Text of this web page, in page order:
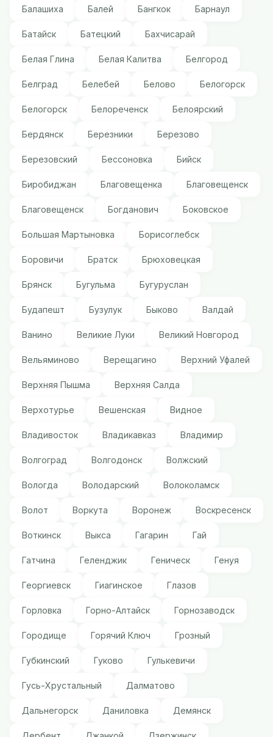
Балашиха Балей Бангкок Барнаул
Батайск Батецкий Бахчисарай
Белая Глина Белая Калитва Белгород
Белград Белебей Белово Белогорск
Белогорск Белореченск Белоярский
Бердянск Березники Березово
Березовский Бессоновка Бийск
Биробиджан Благовещенка Благовещенск
Благовещенск Богданович Боковское
Большая Мартыновка Борисоглебск
Боровичи Братск Брюховецкая
Брянск Бугульма Бугуруслан
Будапешт Бузулук Быково Валдай
Ванино Великие Луки Великий Новгород
Вельяминово Верещагино Верхний Уфалей
Верхняя Пышма Верхняя Салда
Верхотурье Вешенская Видное
Владивосток Владикавказ Владимир
Волгоград Волгодонск Волжский
Вологда Володарский Волоколамск
Волот Воркута Воронеж Воскресенск
Воткинск Выкса Гагарин Гай
Гатчина Геленджик Геническ Генуя
Георгиевск Гиагинское Глазов
Горловка Горно-Алтайск Горнозаводск
Городище Горячий Ключ Грозный
Губкинский Гуково Гулькевичи
Гусь-Хрустальный Далматово
Дальнегорск Даниловка Демянск